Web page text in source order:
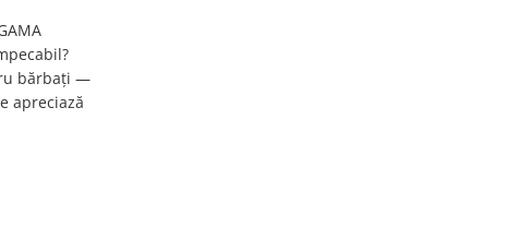
bărbați —
apreciază